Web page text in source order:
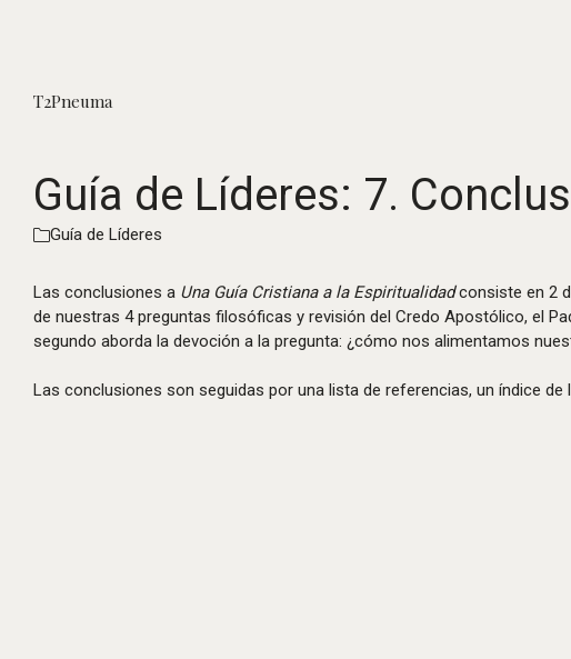
T2Pneuma
Guía de Líderes: 7.
Guía de Líderes
Las conclusiones a Una Guía Cristiana a la Espiritualidadconsiste en 2
de nuestras 4 preguntas filosóficas y revisión del Credo Apostólico, el
segundo aborda la devoción a la pregunta: ¿cómo nos alimentamos
Las conclusiones son seguidas por una lista de referencias, un índice